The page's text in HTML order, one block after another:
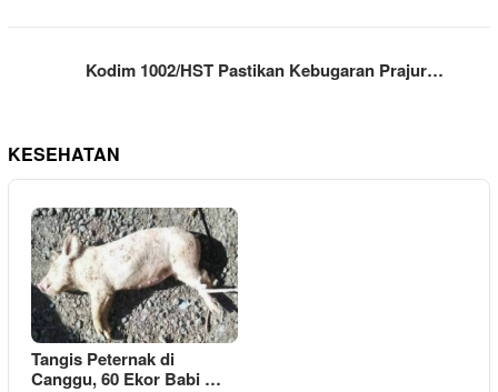
Kodim 1002/HST Pastikan Kebugaran Prajur…
KESEHATAN
Tangis Peternak di
Canggu, 60 Ekor Babi …